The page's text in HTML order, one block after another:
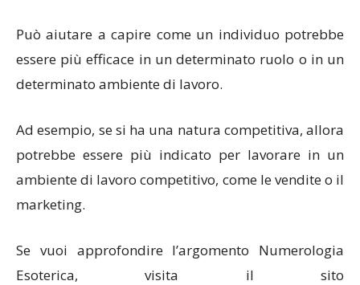
Può aiutare a capire come un individuo potrebbe
essere più efficace in un determinato ruolo o in un
determinato ambiente di lavoro.
Ad esempio, se si ha una natura competitiva, allora
potrebbe essere più indicato per lavorare in un
ambiente di lavoro competitivo, come le vendite o il
marketing.
Se vuoi approfondire l’argomento Numerologia
Esoterica, visita il sito